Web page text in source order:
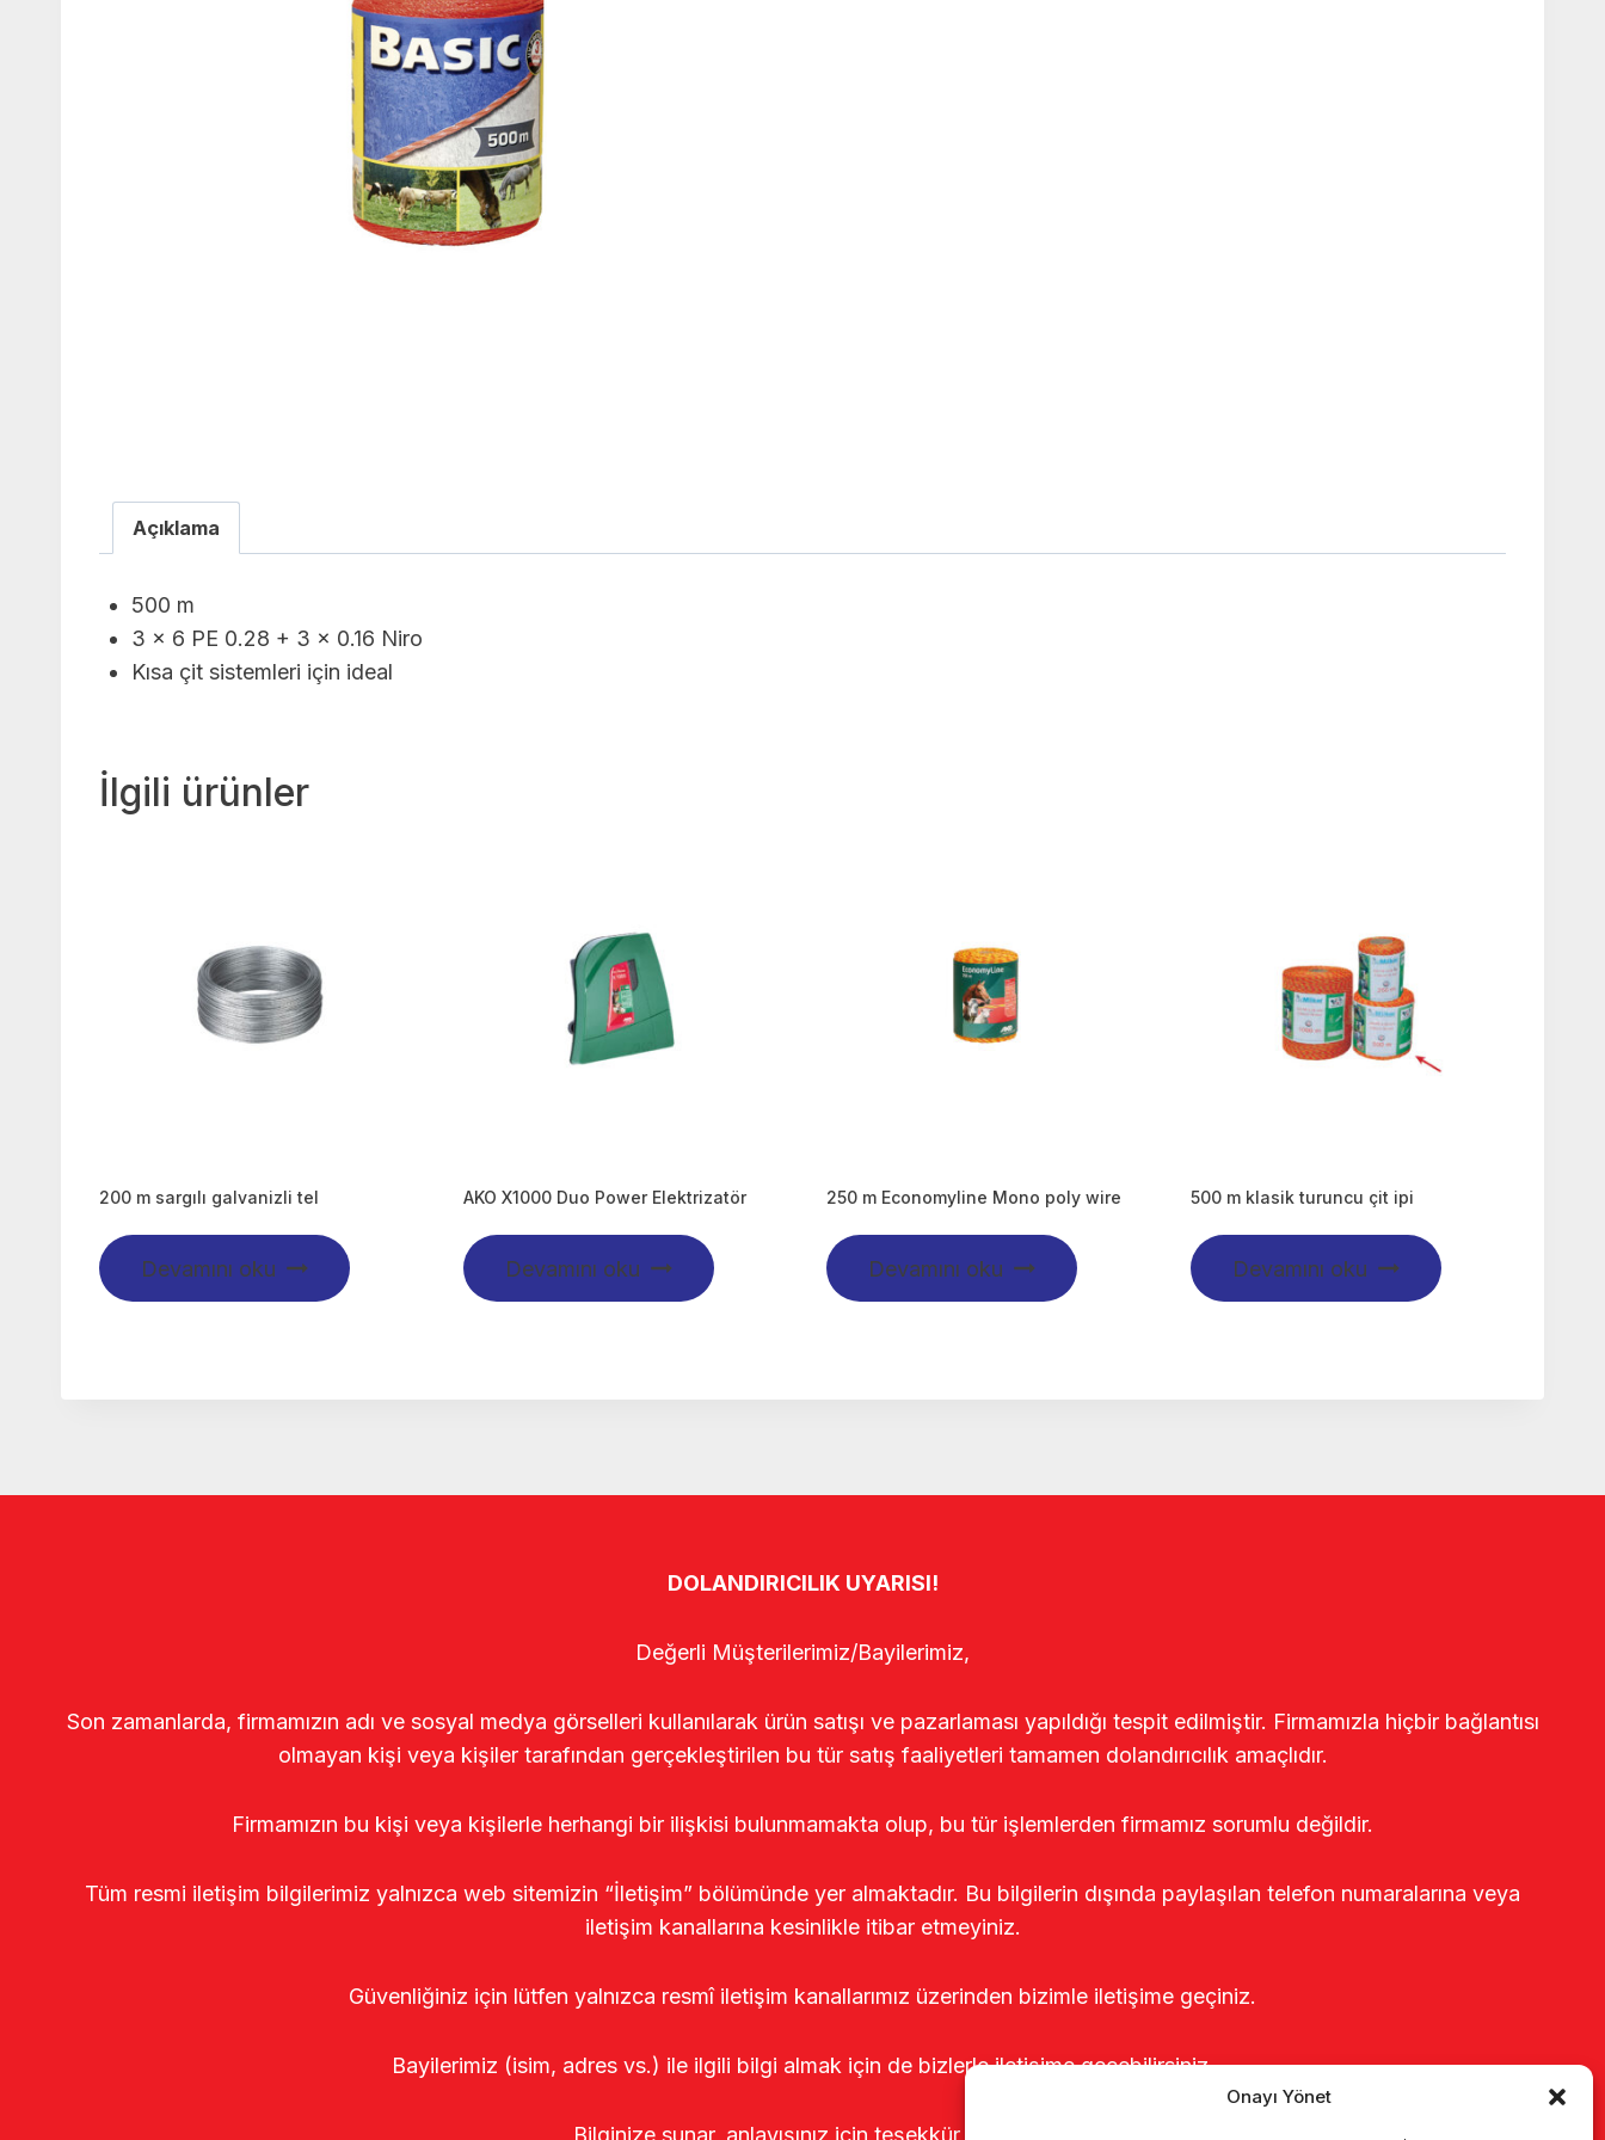
Onayı Yönet
Açıklama
500 m
3 x 6 PE 0.28 + 3 x 0.16 Niro
Kısa çit sistemleri için ideal
İlgili ürünler
200 m sargılı galvanizli tel
Devamını oku
AKO X1000 Duo Power Elektrizatör
Devamını oku
250 m Economyline Mono poly wire
Devamını oku
500 m klasik turuncu çit ipi
Devamını oku
DOLANDIRICILIK UYARISI!
Değerli Müşterilerimiz/Bayilerimiz,
Son zamanlarda, firmamızın adı ve sosyal medya görselleri kullanılarak ürün satışı ve pazarlaması yapıldığı tespit edilmiştir. Firmamızla hiçbir bağlantısı
olmayan kişi veya kişiler tarafından gerçekleştirilen bu tür satış faaliyetleri tamamen dolandırıcılık amaçlıdır.
Firmamızın bu kişi veya kişilerle herhangi bir ilişkisi bulunmamakta olup, bu tür işlemlerden firmamız sorumlu değildir.
Tüm resmi iletişim bilgilerimiz yalnızca web sitemizin “İletişim” bölümünde yer almaktadır. Bu bilgilerin dışında paylaşılan telefon numaralarına veya
iletişim kanallarına kesinlikle itibar etmeyiniz.
Güvenliğiniz için lütfen yalnızca resmî iletişim kanallarımız üzerinden bizimle iletişime geçiniz.
Bayilerimiz (isim, adres vs.) ile ilgili bilgi almak için de bizlerle iletişime geçebilirsiniz.
Bilginize sunar, anlayışınız için teşekkür ederiz.